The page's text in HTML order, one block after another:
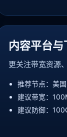
内容平台
更关注带宽资源
推荐节点：美
建议带宽：
建议防御：